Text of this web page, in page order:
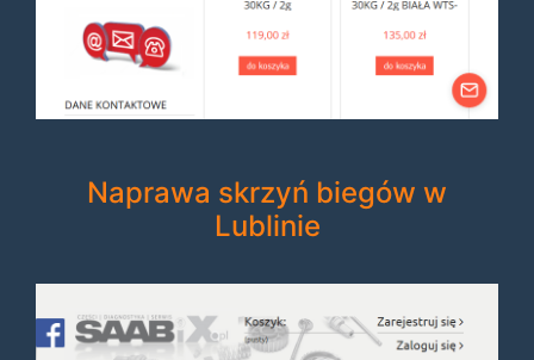
Naprawa skrzyń biegów w
Lublinie